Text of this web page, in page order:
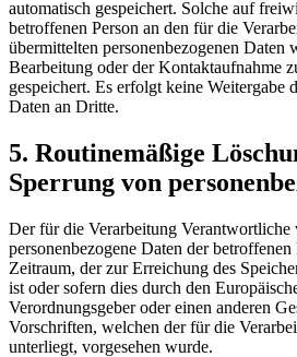
automatisch gespeichert. Solche auf
betroffenen Person an den für die
übermittelten personenbezogenen Daten
Bearbeitung oder der Kontaktaufnahme
gespeichert. Es erfolgt keine Weitergabe
Daten an Dritte.
5. Routinemäßige
Sperrung von
Der für die Verarbeitung Verantwortliche
personenbezogene Daten der
Zeitraum, der zur Erreichung des
ist oder sofern dies durch den
Verordnungsgeber oder einen anderen
Vorschriften, welchen der für die
unterliegt, vorgesehen wurde.